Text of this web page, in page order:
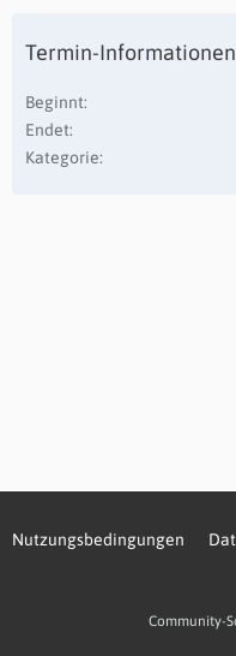
Termin-Informationen
Beginnt
Endet
Kategorie
Nutzungsbedingungen
Community-